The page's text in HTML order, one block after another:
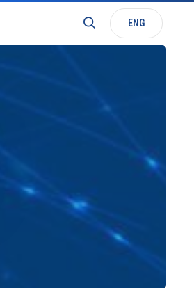
ENG